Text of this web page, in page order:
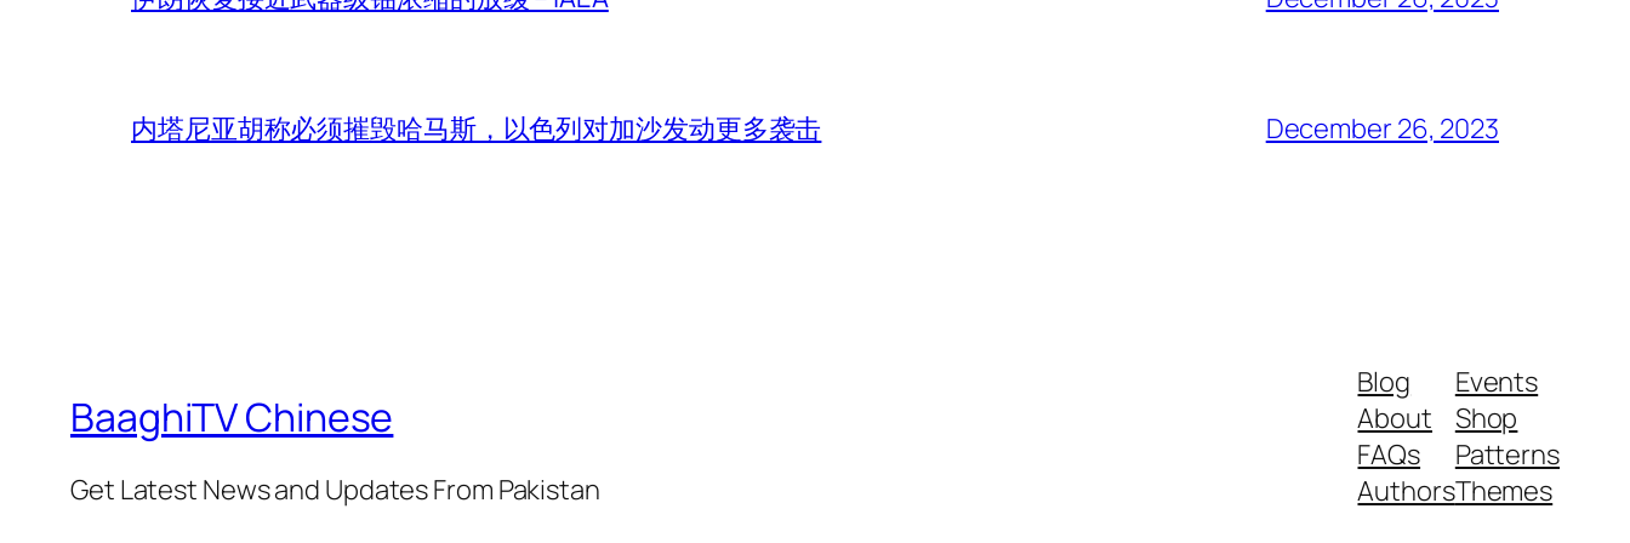
内塔尼亚胡称必须摧毁哈马斯，以色列对加沙发动更多袭击 December 26, 2023
BaaghiTV Chinese
Get Latest News and Updates From Pakistan
Blog
About
FAQs
Authors
Events
Shop
Patterns
Themes